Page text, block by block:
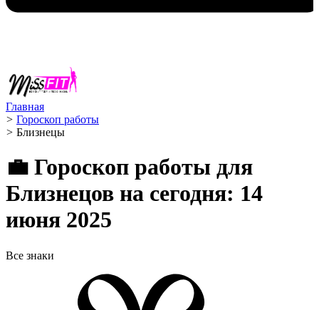
Главная
> Гороскоп работы
> Близнецы ️
💼 Гороскоп работы для
Близнецов на сегодня: 14
июня 2025
Все знаки